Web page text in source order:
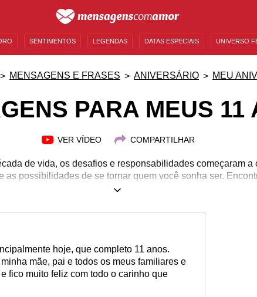
SENTIMENTOS LEGENDAS DATAS ESPECIAIS UNIVERSO
MENSAGENS E FRASES ANIVERSÁRIO MEU
PARA MEUS 11
VER VÍDEO COMPARTILHAR
de vida, os desafios e responsabilidades começaram a
as possibilidades de se tornar quem você sonha ser.
para comemorar esta época de tantas mudanças.
hoje, que completo 11 anos.
mãe, pai e todos os meus familiares e
fico muito feliz com todo o carinho que